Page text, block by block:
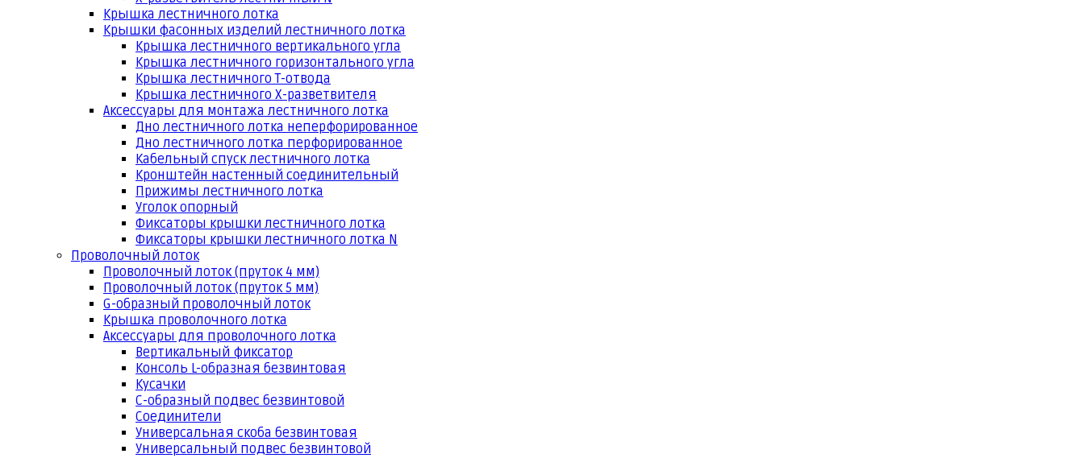
Крышка лестничного лотка
Крышки фасонных изделий лестничного лотка
Крышка лестничного вертикального угла
Крышка лестничного горизонтального угла
Крышка лестничного Т-отвода
Крышка лестничного Х-разветвителя
Аксессуары для монтажа лестничного лотка
Дно лестничного лотка неперфорированное
Дно лестничного лотка перфорированное
Кабельный спуск лестничного лотка
Кронштейн настенный соединительный
Прижимы лестничного лотка
Уголок опорный
Фиксаторы крышки лестничного лотка
Фиксаторы крышки лестничного лотка N
Проволочный лоток
Проволочный лоток (пруток 4 мм)
Проволочный лоток (пруток 5 мм)
G-образный проволочный лоток
Крышка проволочного лотка
Аксессуары для проволочного лотка
Вертикальный фиксатор
Консоль L-образная безвинтовая
Кусачки
С-образный подвес безвинтовой
Соединители
Универсальная скоба безвинтовая
Универсальный подвес безвинтовой